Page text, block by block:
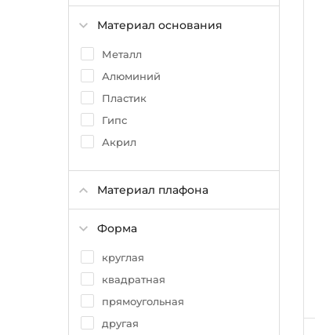
Материал основания
Металл
Алюминий
Пластик
Гипс
Акрил
Материал плафона
Форма
круглая
квадратная
прямоугольная
другая